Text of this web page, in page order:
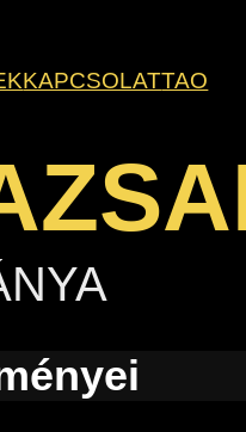
KAPCSOLATTAO